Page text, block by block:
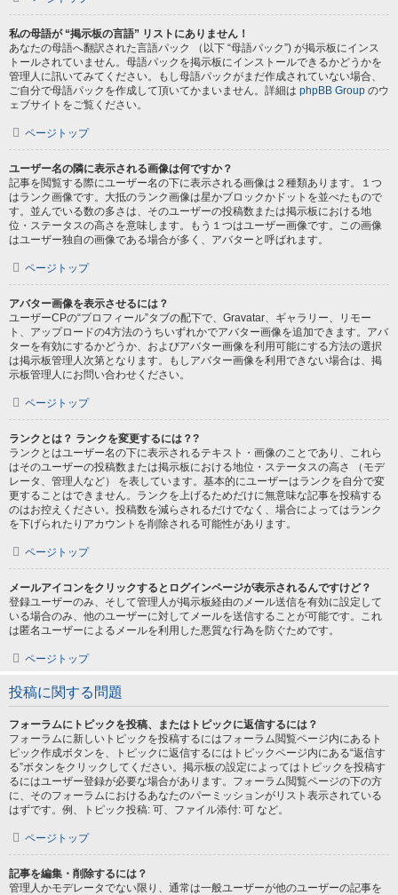
私の母語が “掲示板の言語” リストにありません！
あなたの母語へ翻訳された言語パック （以下 “母語パック”) が掲示板にインス
トールされていません。母語パックを掲示板にインストールできるかどうかを
管理人に訊いてみてください。もし母語パックがまだ作成されていない場合、
ご自分で母語パックを作成して頂いてかまいません。詳細は phpBB Group のウ
ェブサイトをご覧ください。
ページトップ
ユーザー名の隣に表示される画像は何ですか？
記事を閲覧する際にユーザー名の下に表示される画像は２種類あります。１つ
はランク画像です。大抵のランク画像は星かブロックかドットを並べたもので
す。並んでいる数の多さは、そのユーザーの投稿数または掲示板における地
位・ステータスの高さを意味します。もう１つはユーザー画像です。この画像
はユーザー独自の画像である場合が多く、アバターと呼ばれます。
ページトップ
アバター画像を表示させるには？
ユーザーCPの“プロフィール”タブの配下で、Gravatar、ギャラリー、リモー
ト、アップロードの4方法のうちいずれかでアバター画像を追加できます。アバ
ターを有効にするかどうか、およびアバター画像を利用可能にする方法の選択
は掲示板管理人次第となります。もしアバター画像を利用できない場合は、掲
示板管理人にお問い合わせください。
ページトップ
ランクとは？ ランクを変更するには？?
ランクとはユーザー名の下に表示されるテキスト・画像のことであり、これら
はそのユーザーの投稿数または掲示板における地位・ステータスの高さ （モデ
レータ、管理人など） を表しています。基本的にユーザーはランクを自分で変
更することはできません。ランクを上げるためだけに無意味な記事を投稿する
のはお控えください。投稿数を減らされるだけでなく、場合によってはランク
を下げられたりアカウントを削除される可能性があります。
ページトップ
メールアイコンをクリックするとログインページが表示されるんですけど？
登録ユーザーのみ、そして管理人が掲示板経由のメール送信を有効に設定して
いる場合のみ、他のユーザーに対してメールを送信することが可能です。これ
は匿名ユーザーによるメールを利用した悪質な行為を防ぐためです。
ページトップ
投稿に関する問題
フォーラムにトピックを投稿、またはトピックに返信するには？
フォーラムに新しいトピックを投稿するにはフォーラム閲覧ページ内にあるト
ピック作成ボタンを、トピックに返信するにはトピックページ内にある“返信す
る”ボタンをクリックしてください。掲示板の設定によってはトピックを投稿す
るにはユーザー登録が必要な場合があります。フォーラム閲覧ページの下の方
に、そのフォーラムにおけるあなたのパーミッションがリスト表示されている
はずです。例、トピック投稿: 可、ファイル添付: 可 など。
ページトップ
記事を編集・削除するには？
管理人かモデレータでない限り、通常は一般ユーザーが他のユーザーの記事を